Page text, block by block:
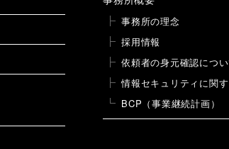
事務所の理念
採用情報
依頼者の身元確認につ
情報セキュリティに関
BCP（事業継続計画）